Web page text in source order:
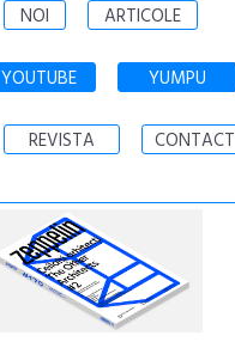
NOI ARTICOLE
YOUTUBE YUMPU
REVISTA CONTACT